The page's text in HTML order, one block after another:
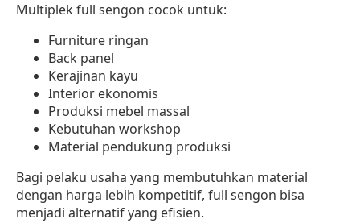
Multiplek full sengon cocok untuk:
Furniture ringan
Back panel
Kerajinan kayu
Interior ekonomis
Produksi mebel massal
Kebutuhan workshop
Material pendukung produksi
Bagi pelaku usaha yang membutuhkan material
dengan harga lebih kompetitif, full sengon bisa
menjadi alternatif yang efisien.